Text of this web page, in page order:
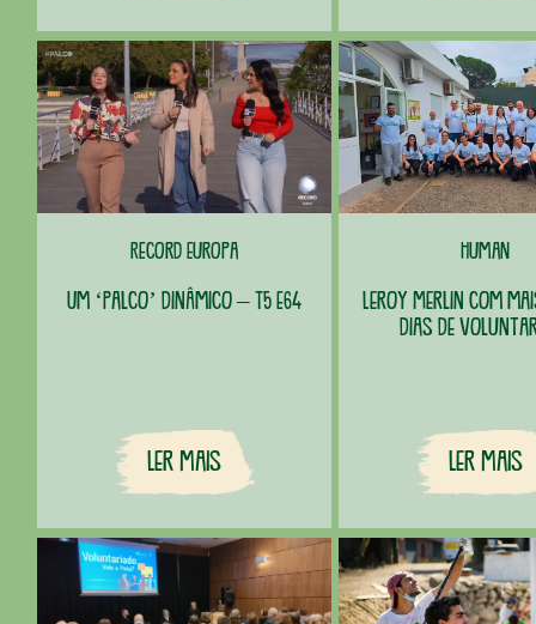
Record Europa
Um ‘Palco’ dinâmico – T5 E64
Ler Mais
Human
Leroy Merlin com
dias de
Ler Mais